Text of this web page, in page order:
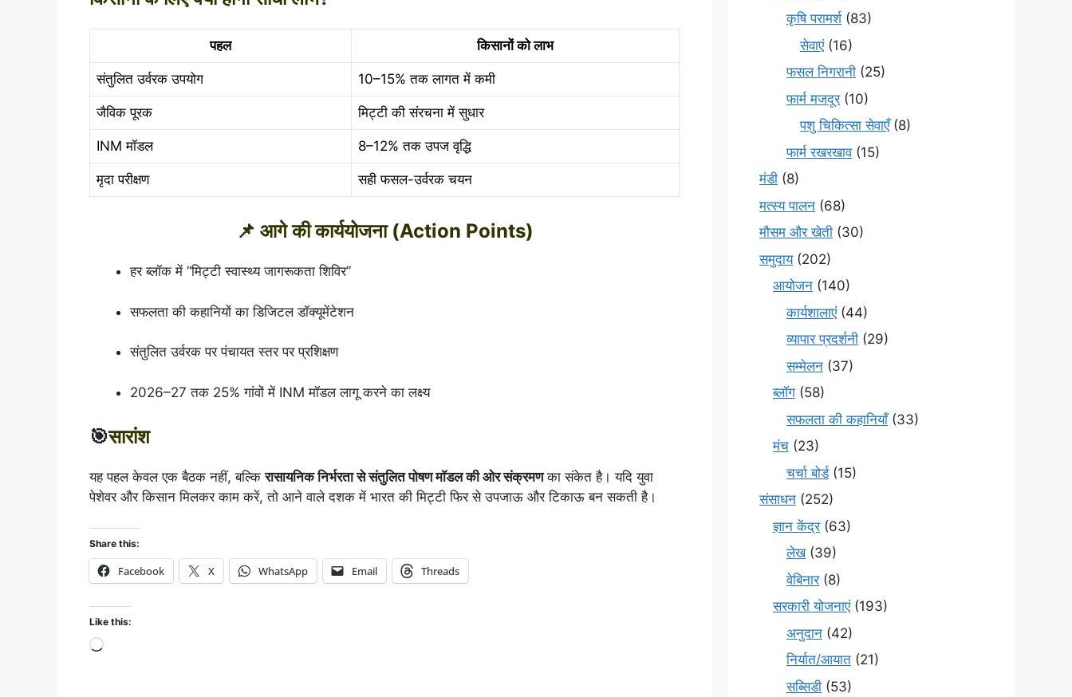
पहल किसानों को लाभ
संतुलित उर्वरक उपयोग 10–15% तक लागत में कमी
जैविक पूरक मिट्टी की संरचना में सुधार
INM मॉडल 8–12% तक उपज वृद्धि
मृदा परीक्षण सही फसल-उर्वरक चयन
📌 आगे की कार्ययोजना (Action Points)
हर ब्लॉक में “मिट्टी स्वास्थ्य जागरूकता शिविर”
सफलता की कहानियों का डिजिटल डॉक्यूमेंटेशन
संतुलित उर्वरक पर पंचायत स्तर पर प्रशिक्षण
2026–27 तक 25% गांवों में INM मॉडल लागू करने का लक्ष्य
🎯सारांश
यह पहल केवल एक बैठक नहीं, बल्किरासायनिक निर्भरता से संतुलित पोषण मॉडल की ओर संक्रमणका संकेत है। यदि युवा
पेशेवर और किसान मिलकर काम करें, तो आने वाले दशक में भारत की मिट्टी फिर से उपजाऊ और टिकाऊ बन सकती है।
Share this:
Facebook X WhatsApp Email Threads
Like this:
कृषि परामर्श(83)
सेवाएं(16)
फसल निगरानी (25)
फार्म मजदूर(10)
पशु चिकित्सा सेवाएँ(8)
फार्म रखरखाव(15)
मंडी (8)
मत्स्य पालन (68)
मौसम और खेती (30)
समुदाय(202)
आयोजन (140)
कार्यशालाएं(44)
व्यापार प्रदर्शनी (29)
सम्मेलन (37)
ब्लॉग (58)
सफलता की कहानियाँ(33)
मंच (23)
चर्चा बोर्ड(15)
संसाधन (252)
ज्ञान केंद्र(63)
लेख(39)
वेबिनार(8)
सरकारी योजनाएं(193)
अनुदान (42)
निर्यात/आयात (21)
सब्सिडी (53)